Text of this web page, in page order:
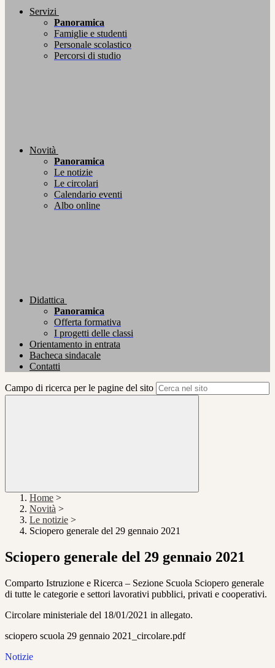
Servizi
Panoramica
Famiglie e studenti
Personale scolastico
Percorsi di studio
Novità
Panoramica
Le notizie
Le circolari
Calendario eventi
Albo online
Didattica
Panoramica
Offerta formativa
I progetti delle classi
Orientamento in entrata
Bacheca sindacale
Contatti
Campo di ricerca per le pagine del sito
Home >
Novità >
Le notizie >
Sciopero generale del 29 gennaio 2021
Sciopero generale del 29 gennaio 2021
Comparto Istruzione e Ricerca – Sezione Scuola Sciopero generale
di tutte le categorie e settori lavorativi pubblici, privati e cooperativi.
Circolare ministeriale del 18/01/2021 in allegato.
sciopero scuola 29 gennaio 2021_circolare.pdf
Notizie